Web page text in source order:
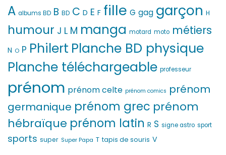
A albums BD B BD C D E F fille G gag garçon H
humour J L M manga motard moto métiers
N O P Philert Planche BD physique
Planche téléchargeable professeur
prénom prénom celte prénom comics prénom
germanique prénom grec prénom
hébraïque prénom latin R S signe astro sport
sports super Super Papa T tapis de souris V